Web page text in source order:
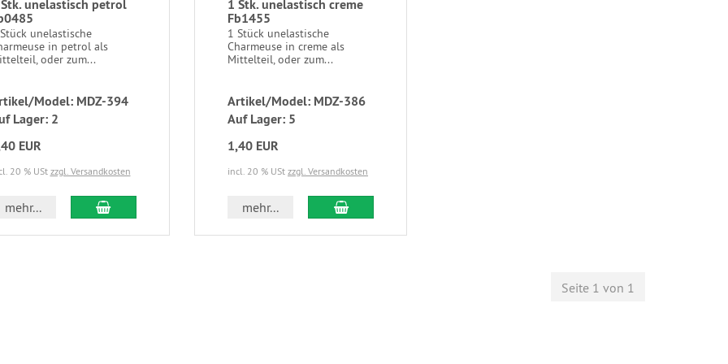
unelastisch petrol
unelastische
in petrol als
oder zum...
Model: MDZ-394
Lager: 2
EUR
20 % USt zzgl. Versandkosten
mehr...
1 Stk. unelastisch creme
Fb1455
1 Stück unelastische
Charmeuse in creme als
Mittelteil, oder zum...
Artikel/Model: MDZ-386
Auf Lager: 5
1,40 EUR
incl. 20 % USt zzgl. Versandkosten
mehr...
Seite 1 von 1